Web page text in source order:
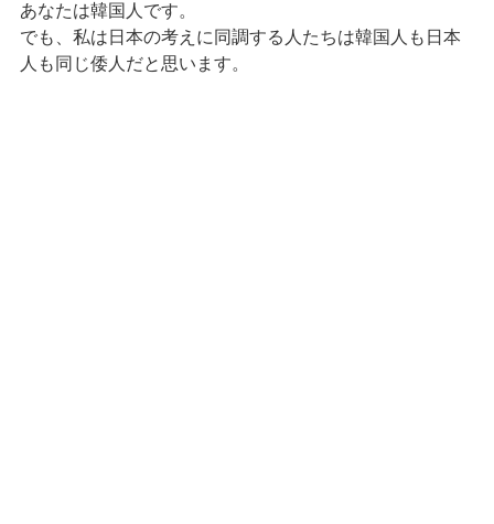
あなたは韓国人です。
でも、私は日本の考えに同調する人たちは韓国人も日本
人も同じ倭人だと思います。